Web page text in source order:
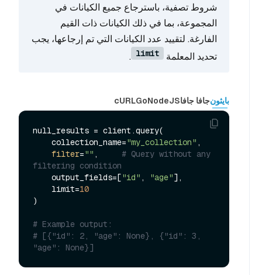
شروط تصفية، باسترجاع جميع الكيانات في
المجموعة، بما في ذلك الكيانات ذات القيم
الفارغة. لتقييد عدد الكيانات التي تم إرجاعها، يجب
تحديد المعلمة
limit
.
بايثونجافا جافاNodeJS
Go
cURL
null_results = client.query(
    collection_name=
"my_collection" ,
filter="" , # Query without any
filtering condition
    output_fields=[
"id" , "age"],
    limit=
10
)
# Example output:
# [{"id": 2, "age": None}, {"id": 3,
"age": None}]